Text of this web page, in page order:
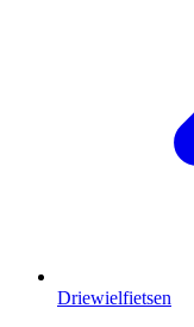
Driewielfietsen